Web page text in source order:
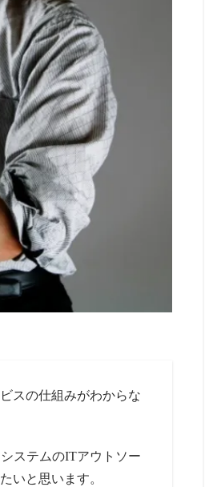
スの仕組みがわからな
ステムのITアウトソー
いと思います。